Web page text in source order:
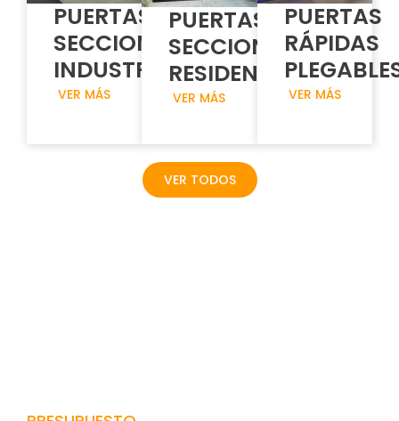
PUERTAS
SECCIONALES
INDUSTRIALES
VER MÁS
PUERTAS
SECCIONALES
RESIDENCIALES
VER MÁS
PUERTAS
RÁPIDAS
VER MÁS
VER TODOS